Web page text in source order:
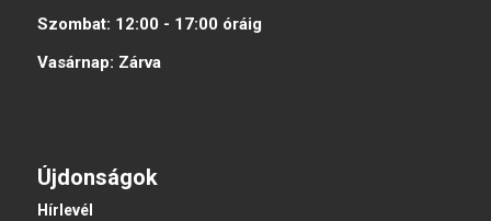
Szombat: 12:00 - 17:00 óráig
Vasárnap: Zárva
Újdonságok
Hírlevél